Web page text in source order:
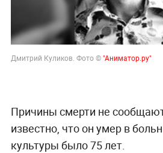
Дмитрий Куликов. Фото ©"Аниматор.ру"
Причины смерти не
известно, что он умер в
культуры было 75 лет.